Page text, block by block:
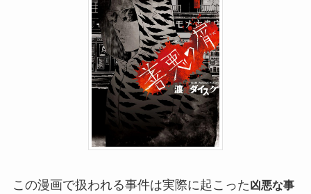
この漫画で扱われる事件は実際に起こった凶悪な事